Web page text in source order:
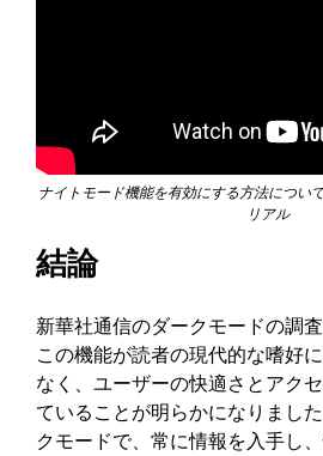
ナイトモード機能を有効にする方法につい
リアル
結論
新華社通信のダークモードの調
この機能が読者の現代的な嗜好
なく、ユーザーの快適さとアク
ていることが明らかになりまし
クモードで、常に情報を入手し